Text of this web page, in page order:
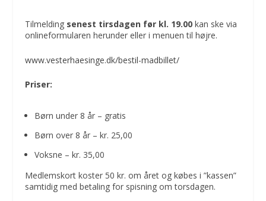
Tilmelding senest tirsdagen før kl. 19.00 kan ske via
onlineformularen herunder eller i menuen til højre.
www.vesterhaesinge.dk/bestil-madbillet/
Priser:
Børn under 8 år – gratis
Børn over 8 år – kr. 25,00
Voksne – kr. 35,00
Medlemskort koster 50 kr. om året og købes i ”kassen”
samtidig med betaling for spisning om torsdagen.